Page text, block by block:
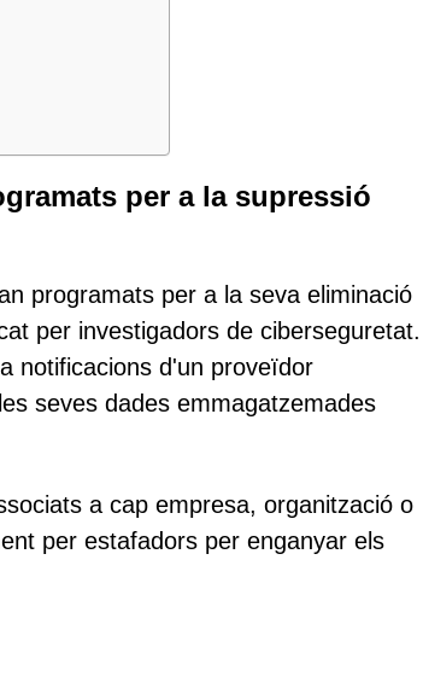
per a la supressió
programats per a la seva eliminació
per investigadors de ciberseguretat.
notificacions d'un proveïdor
seves dades emmagatzemades
a cap empresa, organització o
per estafadors per enganyar els